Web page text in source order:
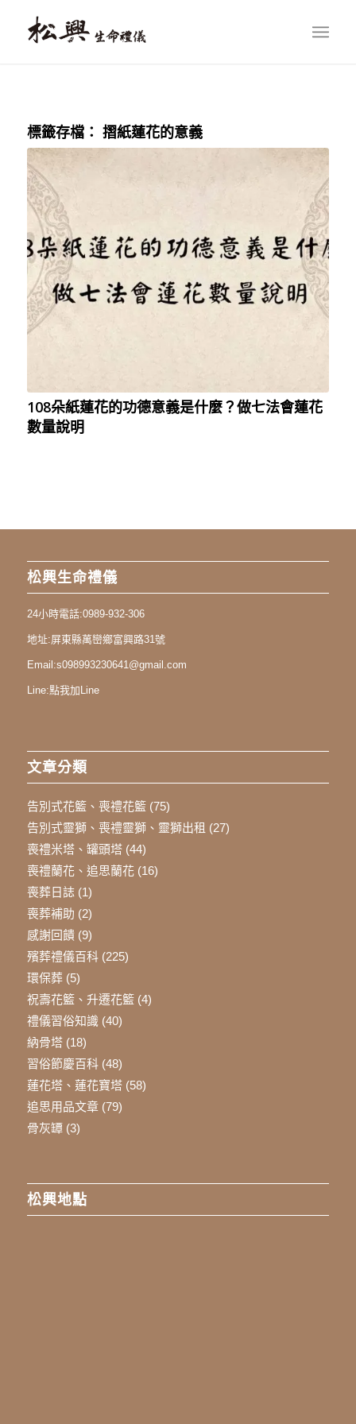
標籤存檔： 摺紙蓮花的意義
108朵紙蓮花的功德意義是什麼？做七法會蓮花
數量說明
松興生命禮儀
24小時電話:0989-932-306
地址:屏東縣萬巒鄉富興路31號
Email:s098993230641@gmail.com
Line:點我加Line
文章分類
告別式花籃、喪禮花籃(75)
告別式靈獅、喪禮靈獅、靈獅出租 (27)
喪禮米塔、罐頭塔(44)
喪禮蘭花、追思蘭花(16)
喪葬日誌(1)
喪葬補助 (2)
感謝回饋(9)
殯葬禮儀百科(225)
環保葬(5)
祝壽花籃、升遷花籃(4)
禮儀習俗知識(40)
納骨塔(18)
習俗節慶百科(48)
蓮花塔、蓮花寶塔(58)
追思用品文章(79)
骨灰罈(3)
松興地點